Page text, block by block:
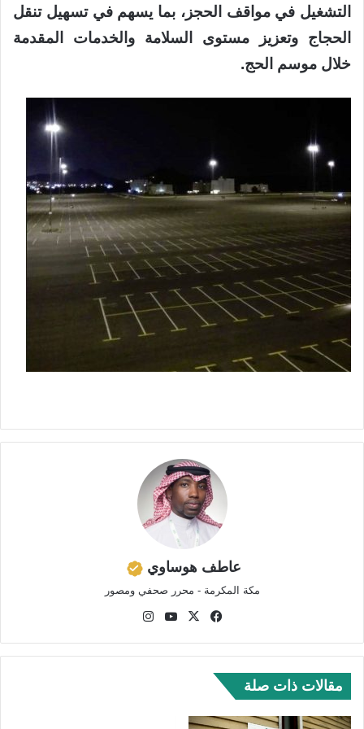
التشغيل في مواقف الحجز، بما يسهم في تسهيل تنقل
الحجاج وتعزيز مستوى السلامة والخدمات المقدمة
خلال موسم الحج.
عاطف هوساوي
مكة المكرمة - محرر صحفي ومصور
في
وك
‫X
‫Yo
be
ام
مقالات ذات صلة